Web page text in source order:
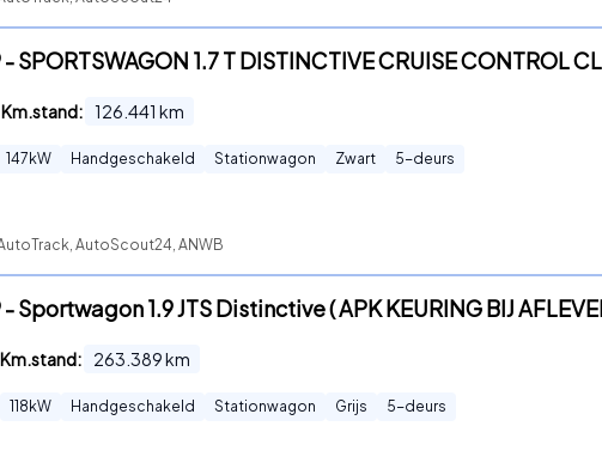
SPORTSWAGON 1.7 T DISTINCTIVE CRUISE CONTROL
Km.stand: 126.441 km
147 kW Handgeschakeld Stationwagon Zwart 5-deurs
AutoScout24, ANWB
Sportwagon 1.9 JTS Distinctive ( APK KEURING BIJ
Km.stand: 263.389km
118 kW Handgeschakeld Stationwagon Grijs 5-deurs